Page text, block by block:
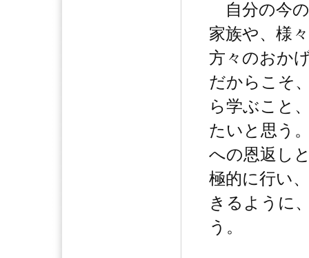
自分の今
家族や、様
方々のおか
だからこそ
ら学ぶこと
たいと思う
への恩返し
極的に行い
きるように
う。